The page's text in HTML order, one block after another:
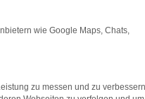
die Seite in
wie Google Maps, Chats,
zu messen und zu